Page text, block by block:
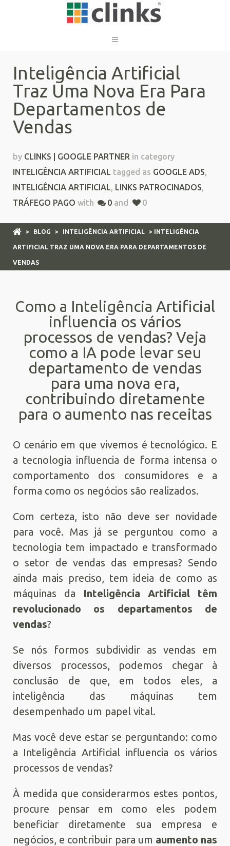
Inteligência Artificial
Traz Uma Nova Era Para
Departamentos de
Vendas
by CLINKS | GOOGLE PARTNER in category
INTELIGÊNCIA ARTIFICIAL tagged as GOOGLE ADS,
INTELIGÊNCIA ARTIFICIAL, LINKS PATROCINADOS,
TRÁFEGO PAGO with 0 and 0
> BLOG > INTELIGÊNCIA ARTIFICIAL > INTELIGÊNCIA
ARTIFICIAL TRAZ UMA NOVA ERA PARA DEPARTAMENTOS DE
VENDAS
Como a Inteligência Artificial
influencia os vários
processos de vendas? Veja
como a IA pode levar seu
departamento de vendas
para uma nova era,
contribuindo diretamente
para o aumento nas receitas
O cenário em que vivemos é tecnológico. E
a tecnologia influencia de forma intensa o
comportamento dos consumidores e a
forma como os negócios são realizados.
Com certeza, isto não deve ser novidade
para você. Mas já se perguntou como a
tecnologia tem impactado e transformado
o setor de vendas das empresas? Sendo
ainda mais preciso, tem ideia de como as
máquinas da Inteligência Artificial têm
revolucionado os departamentos de
vendas?
Se nós formos subdividir as vendas em
diversos processos, podemos chegar à
conclusão de que, em todos eles, a
inteligência das máquinas tem
desempenhado um papel vital.
Mas você deve estar se perguntando: como
a Inteligência Artificial influencia os vários
processos de vendas?
À medida que considerarmos estes pontos,
procure pensar em como eles podem
beneficiar diretamente sua empresa e
negócios, e contribuir para um aumento nas